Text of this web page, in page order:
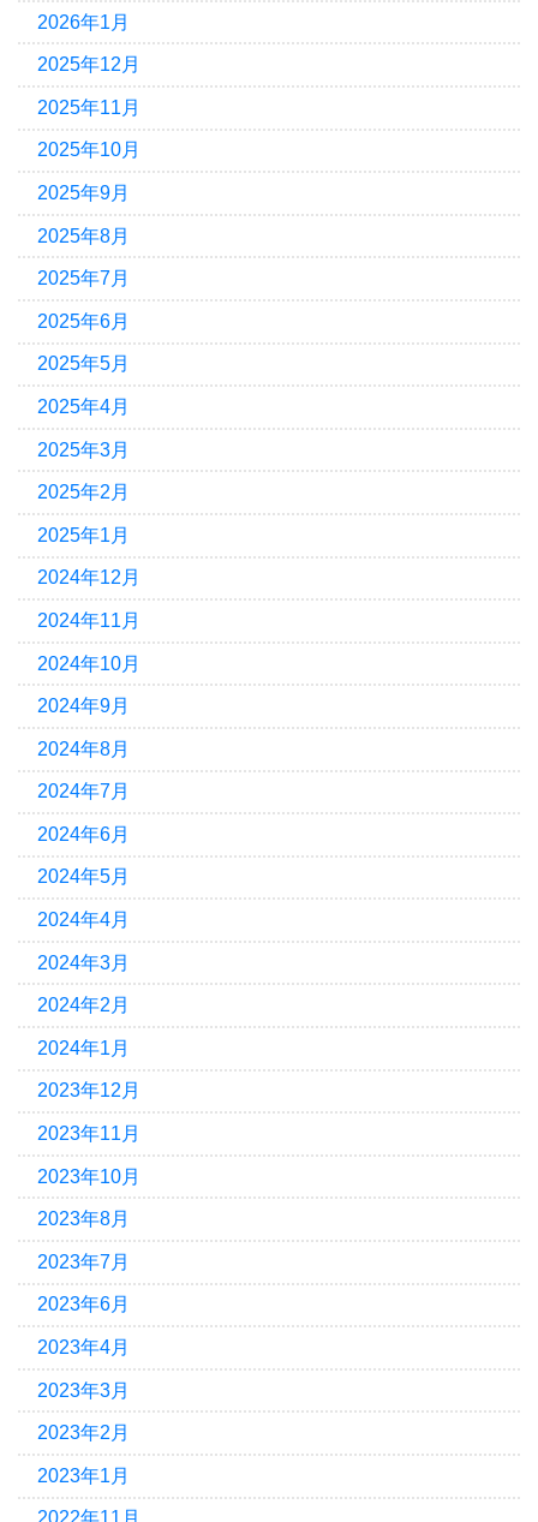
2026年1月
2025年12月
2025年11月
2025年10月
2025年9月
2025年8月
2025年7月
2025年6月
2025年5月
2025年4月
2025年3月
2025年2月
2025年1月
2024年12月
2024年11月
2024年10月
2024年9月
2024年8月
2024年7月
2024年6月
2024年5月
2024年4月
2024年3月
2024年2月
2024年1月
2023年12月
2023年11月
2023年10月
2023年8月
2023年7月
2023年6月
2023年4月
2023年3月
2023年2月
2023年1月